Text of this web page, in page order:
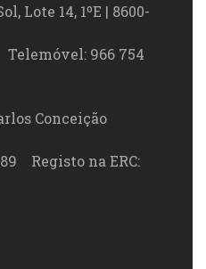
Lote 14, 1ºE | 8600-
Telemóvel: 966 754
Conceição
Registo na ERC: